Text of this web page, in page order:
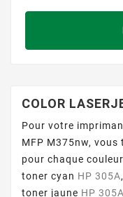
COLOR
Pour votre
MFP M375nw,
pour chaque
toner cyan HP 305A
toner jaune HP 305A